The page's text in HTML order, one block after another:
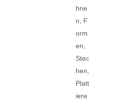
hne
n, F
orm
en,
Stec
hen,
Platt
iere